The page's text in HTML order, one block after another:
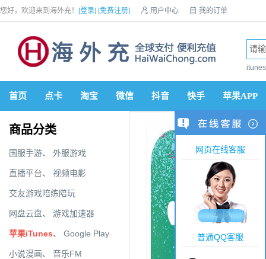
您好，欢迎来到海外充！ [登录] [免费注册]  用户中心  我的订单
首页 点卡 淘宝 微信 抖音 快手 苹果APP
商品分类
国服手游、 外服游戏
直播平台、 视频电影
交友游戏陪练陪玩
网盘云盘、 游戏加速器
苹果iTunes、 Google Play
小说漫画、 音乐FM
网页在线客服
普通QQ客服